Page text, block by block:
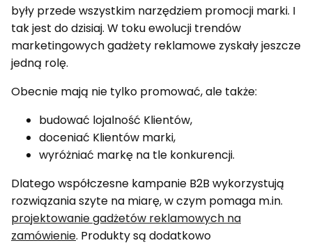
były przede wszystkim narzędziem promocji marki. I
tak jest do dzisiaj. W toku ewolucji trendów
marketingowych gadżety reklamowe zyskały jeszcze
jedną rolę.
Obecnie mają nie tylko promować, ale także:
budować lojalność Klientów,
doceniać Klientów marki,
wyróżniać markę na tle konkurencji.
Dlatego współczesne kampanie B2B wykorzystują
rozwiązania szyte na miarę, w czym pomaga m.in.
projektowanie gadżetów reklamowych na
zamówienie. Produkty są dodatkowo